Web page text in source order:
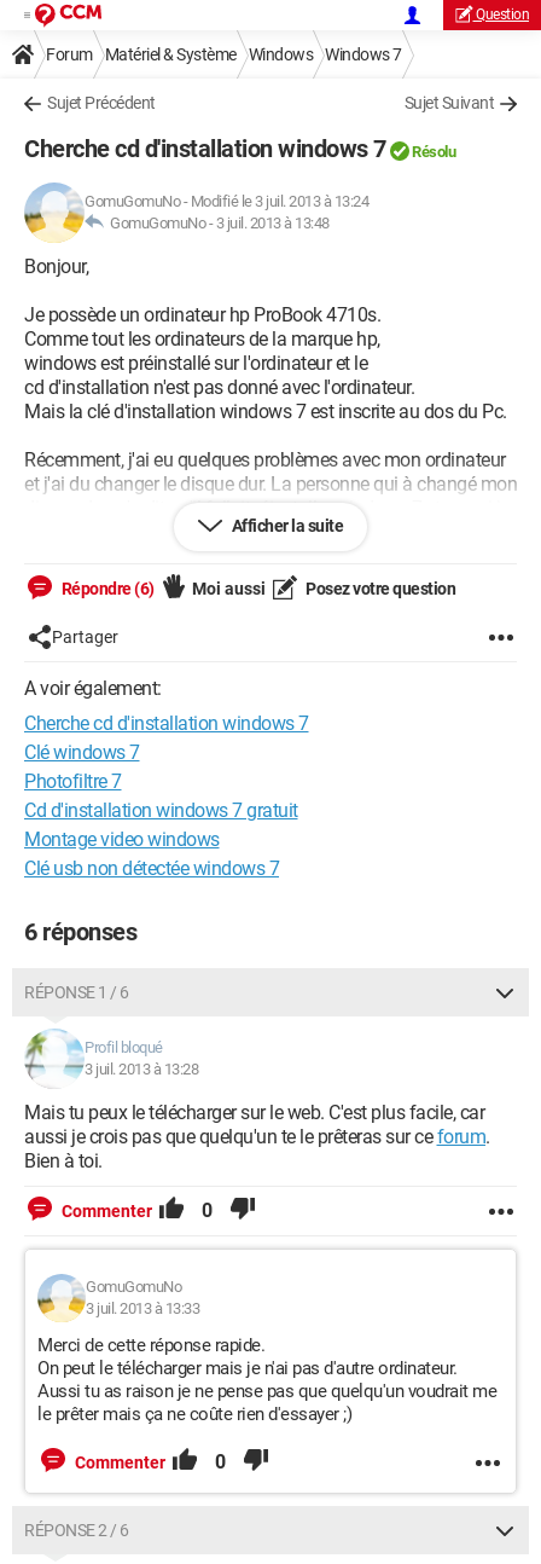
Question
Forum Matériel & Système Windows Windows 7
Sujet Précédent Sujet Suivant
Cherche cd d'installation windows 7 Résolu
GomuGomuNo- Modifié le 3 juil. 2013 à 13:24
GomuGomuNo - 3 juil. 2013 à 13:48
Bonjour,
Je possède un ordinateur hp ProBook 4710s.
Comme tout les ordinateurs de la marque hp,
windows est préinstallé sur l'ordinateur et le
cd d'installation n'est pas donné avec l'ordinateur.
Mais la clé d'installation windows 7 est inscrite au dos du Pc.
Récemment, j'ai eu quelques problèmes avec mon ordinateur
et j'ai du changer le disque dur. La personne qui à changé mon
disque dur m'a dit qu'il fallait réinstaller windows 7 et que si je
n'avais pas le cd d'installation, il fallait que je le demande à
Le problème, c'est que tout mes amis ont soit un Pc hp, soit
sont sous vista, soit utilisent une tablette. De ce fait, je me
demandais si quelqu'un pourrait me prêter un cd d'installation
windows 7, j'en prendrait soin et le rendrait des que possible.
Merci d'avance et Bonne Journée :)
Afficher la suite
Répondre (6) Moi aussi Posez votre question
Partager
A voir également:
Cherche cd d'installation windows 7
Clé windows 7
Photofiltre 7
Cd d'installation windows 7 gratuit
Montage video windows
Clé usb non détectée windows 7
6 réponses
RÉPONSE 1 / 6
Profil bloqué
3 juil. 2013 à 13:28
Mais tu peux le télécharger sur le web. C'est plus facile, car
aussi je crois pas que quelqu'un te le prêteras sur ceforum.
Bien à toi.
Commenter 0
GomuGomuNo
3 juil. 2013 à 13:33
Merci de cette réponse rapide.
On peut le télécharger mais je n'ai pas d'autre ordinateur.
Aussi tu as raison je ne pense pas que quelqu'un voudrait me
le prêter mais ça ne coûte rien d'essayer ;)
Commenter 0
RÉPONSE 2 / 6